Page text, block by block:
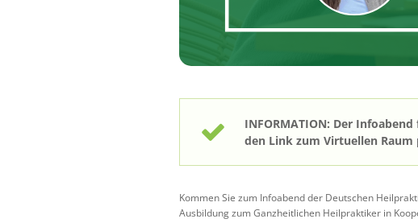
INFORMATION: Der
den Link zum Virtuellen Raum
Kommen Sie zum Infoabend der Deutschen
Ausbildung zum Ganzheitlichen Heilpraktiker in